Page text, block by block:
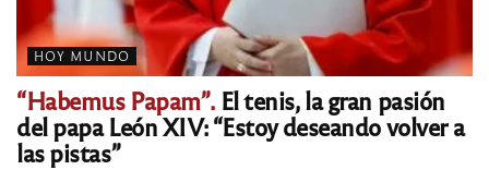
HOY MUNDO
“Habemus Papam”.El tenis, la gran pasión
del papa León XIV: “Estoy deseando volver a
las pistas”